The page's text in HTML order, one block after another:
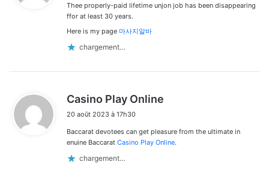
:
Thee properly-paid lifetime unjon job has been disappearing
ffor at least 30 years.
Here is my page 마사지알바
chargement…
Casino Play Online
:
20 août 2023 à 17h30
Baccarat devotees can get pleasure from the ultimate in
enuine Baccarat Casino Play Online.
chargement…